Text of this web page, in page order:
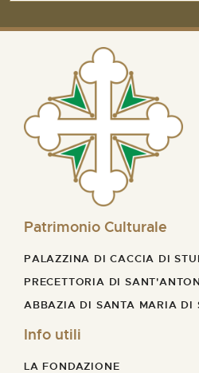
Patrimonio Culturale
PALAZZINA DI CACCIA DI
PRECETTORIA DI
ABBAZIA DI SANTA MARIA DI
Info utili
LA FONDAZIONE